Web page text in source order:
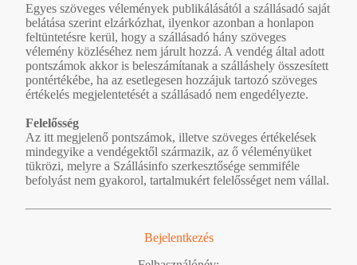
Egyes szöveges vélemények publikálásától a szállásadó saját
belátása szerint elzárkózhat, ilyenkor azonban a honlapon
feltüntetésre kerül, hogy a szállásadó hány szöveges
vélemény közléséhez nem járult hozzá. A vendég által adott
pontszámok akkor is beleszámítanak a szálláshely összesített
pontértékébe, ha az esetlegesen hozzájuk tartozó szöveges
értékelés megjelentetését a szállásadó nem engedélyezte.
Felelősség
Az itt megjelenő pontszámok, illetve szöveges értékelések
mindegyike a vendégektől származik, az ő véleményüket
tükrözi, melyre a Szállásinfo szerkesztősége semmiféle
befolyást nem gyakorol, tartalmukért felelősséget nem vállal.
Bejelentkezés